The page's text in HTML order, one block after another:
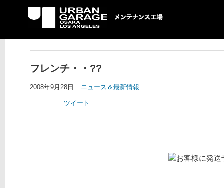
UG メンテナンス工場
フレンチ・・??
2008年9月28日 ニュース＆最新情報
ツイート
お客様に発